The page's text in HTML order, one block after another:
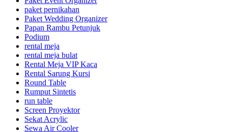
paket pernikahan
Paket Wedding Organizer
Papan Rambu Petunjuk
Podium
rental meja
rental meja bulat
Rental Meja VIP Kaca
Rental Sarung Kursi
Round Table
Rumput Sintetis
run table
Screen Proyektor
Sekat Acrylic
Sewa Air Cooler